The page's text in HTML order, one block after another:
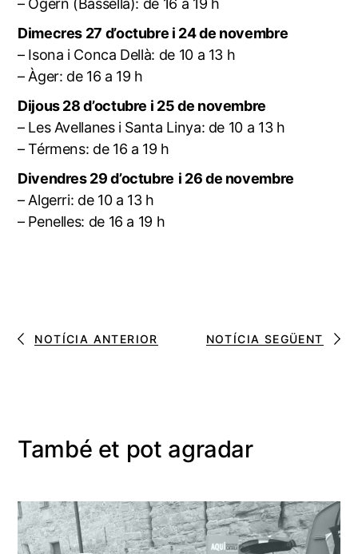
Dimecres 27 d’octubre i 24 de novembre
– Isona i Conca Dellà: de 10 a 13 h
– Àger: de 16 a 19 h
Dijous 28 d’octubre i 25 de novembre
– Les Avellanes i Santa Linya: de 10 a 13 h
– Térmens: de 16 a 19 h
Divendres 29 d’octubre i 26 de novembre
– Algerri: de 10 a 13 h
– Penelles: de 16 a 19 h
NOTÍCIA ANTERIOR NOTÍCIA SEGÜENT
També et pot agradar